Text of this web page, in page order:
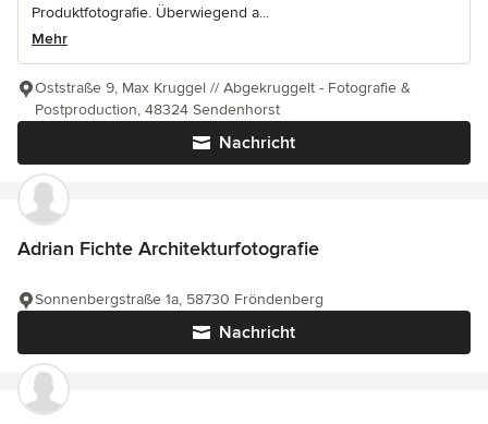
Produktfotografie. Überwiegend a...
Mehr
Nachricht
Oststraße 9, Max Kruggel // Abgekruggelt - Fotografie &
Postproduction, 48324 Sendenhorst
Adrian Fichte Architekturfotografie
Nachricht
Sonnenbergstraße 1a, 58730 Fröndenberg